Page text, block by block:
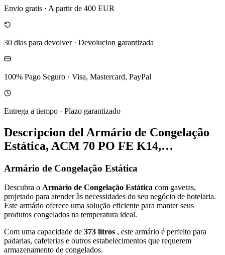
Envio gratis · A partir de 400 EUR
30 dias para devolver· Devolucion garantizada
100% Pago Seguro · Visa, Mastercard, PayPal
Entrega a tiempo · Plazo garantizado
Descripcion del Armário de Congelação
Estática, ACM 70 PO FE K14,…
Armário de Congelação Estática
Descubra o Armário de Congelação Estática com gavetas,
projetado para atender às necessidades do seu negócio de hotelaria.
Este armário oferece uma solução eficiente para manter seus
produtos congelados na temperatura ideal.
Com uma capacidade de 373 litros , este armário é perfeito para
padarias, cafeterias e outros estabelecimentos que requerem
armazenamento de congelados.